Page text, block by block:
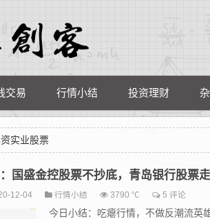
交易 行情小结 投资理财
实业股票
国盛金控股票不抄底，青岛银行股票走
12-04 行情小结 3790 ℃ 5 评论
今日小结：吃瘪行情，不做反潮流英